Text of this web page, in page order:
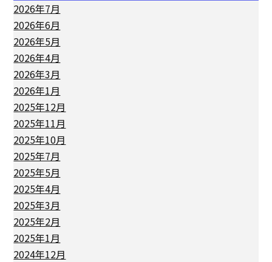
2026年7月
2026年6月
2026年5月
2026年4月
2026年3月
2026年1月
2025年12月
2025年11月
2025年10月
2025年7月
2025年5月
2025年4月
2025年3月
2025年2月
2025年1月
2024年12月